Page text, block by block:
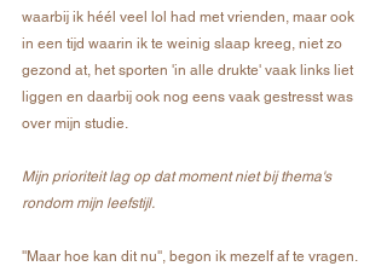
waarbij ik héél veel lol had met vrienden, maar ook
in een tijd waarin ik te weinig slaap kreeg, niet zo
gezond at, het sporten 'in alle drukte' vaak links liet
liggen en daarbij ook nog eens vaak gestresst was
over mijn studie.
Mijn prioriteit lag op dat moment niet bij thema's
rondom mijn leefstijl.
''Maar hoe kan dit nu'', begon ik mezelf af te vragen.